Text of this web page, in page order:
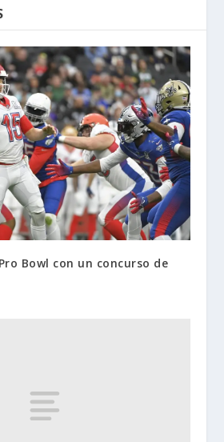
Bowl con un concurso de